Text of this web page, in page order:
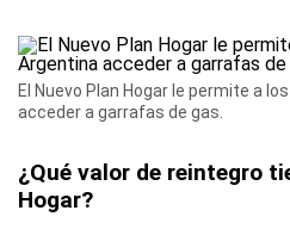
El Nuevo Plan Hogar le permite a
acceder a garrafas de gas.
¿Qué valor de reintegro
Hogar?